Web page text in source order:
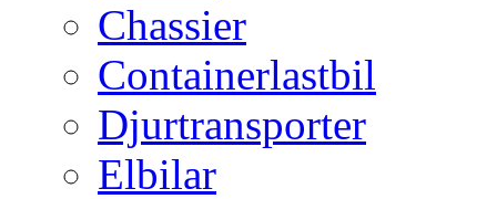
Chassier
Containerlastbil
Djurtransporter
Elbilar